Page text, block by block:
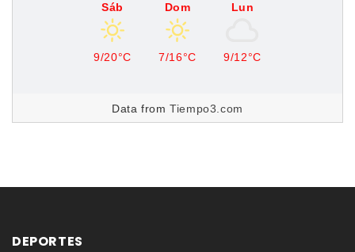
Sáb
9/20°C
Dom
7/16°C
Lun
9/12°C
Data fromTiempo3.com
DEPORTES